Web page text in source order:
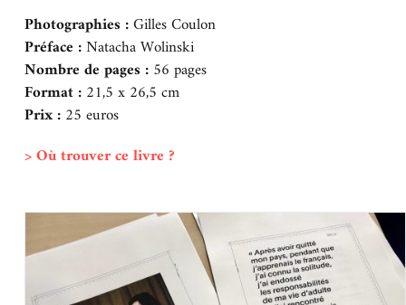
Photographies :Gilles Coulon
Préface :Natacha Wolinski
Nombre de pages : 56 pages
Format : 21,5 x 26,5 cm
Prix : 25 euros
> Où trouver ce livre ?